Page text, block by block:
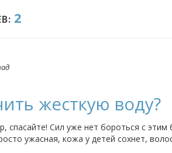
2
жесткую воду?
спасайте! Сил уже нет бороться с
ужасная, кожа у детей сохнет,